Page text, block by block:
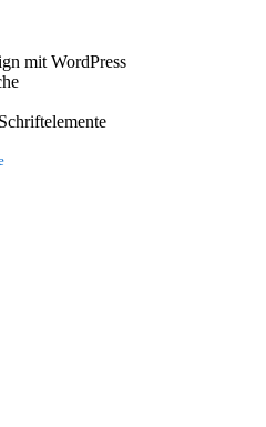
mit WordPress